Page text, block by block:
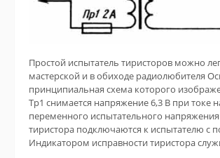
Простой испытатель тиристоров можно
мастерской и в обиходе радиолюбителя
принципиальная схема которого
Тр1 снимается напряжение 6,3 В при токе
переменного испытательного
тиристора подключаются к испытателю с
Индикатором исправности тиристора